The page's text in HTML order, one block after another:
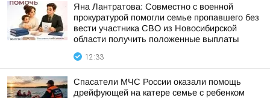
Яна Лантратова: Совместно с военной
прокуратурой помогли семье пропавшего без
вести участника СВО из Новосибирской
области получить положенные выплаты
12:33
Спасатели МЧС России оказали помощь
дрейфующей на катере семье с ребенком